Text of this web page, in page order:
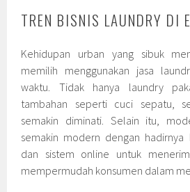
TREN BISNIS LAUNDRY DI
Kehidupan urban yang sibuk
memilih menggunakan jasa
waktu. Tidak hanya laundry
tambahan seperti cuci sepatu,
semakin diminati. Selain itu,
semakin modern dengan
dan sistem online untuk
mempermudah konsumen dalam